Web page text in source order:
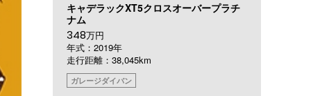
キャデラックXT5クロスオーバープラチ
ナム
348万円
年式：2019年
走行距離：38,045km
ガレージダイバン